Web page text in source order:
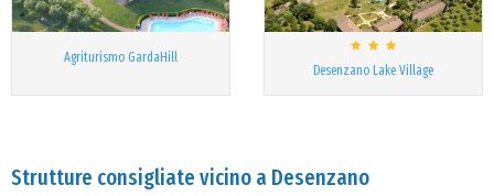
Agriturismo GardaHill
Desenzano Lake Village
Strutture consigliate vicino a Desenzano